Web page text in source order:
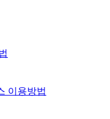
이용방법